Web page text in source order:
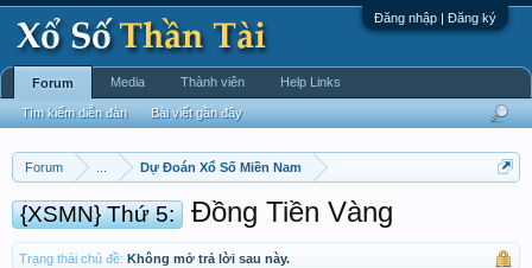
Đăng nhập | Đăng ký
Forum Dự Đoán Xổ Số Miền Nam
{XSMN} Thứ 5: Đồng Tiền Vàng
Trạng thái chủ đề: Không mở trả lời sau này.
Forum
Tìm kiếm diễn đàn Bài viết gần đây
Media Thành viên Help Links